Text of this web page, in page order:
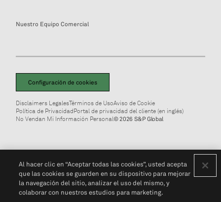
Nuestro Equipo Comercial
Configuración de cookies
Disclaimers LegalesTérminos de UsoAviso de Cookie
Política de PrivacidadPortal de privacidad del cliente (en inglés)
No Vendan Mi Información Personal© 2026 S&P Global
Al hacer clic en “Aceptar todas las cookies”, usted acepta
que las cookies se guarden en su dispositivo para mejorar
la navegación del sitio, analizar el uso del mismo, y
colaborar con nuestros estudios para marketing.